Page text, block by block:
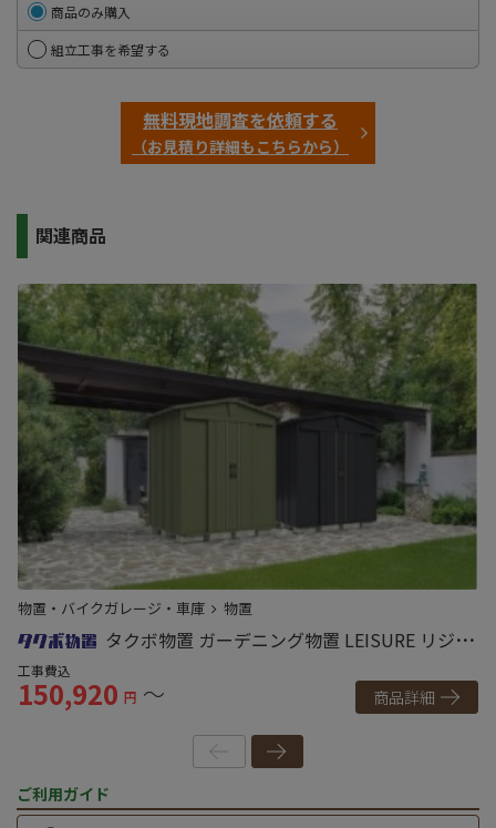
商品のみ購入
組立工事を希望する
無料現地調査を依頼する
（お見積り詳細もこちらから）
関連商品
物置・バイクガレージ・車庫 物置
タクボ物置 ガーデニング物置 LEISURE リジュ
ー 一般型・多雪型兼用（LSNシリーズ）
工事費込
150,920 円 ～ 商品詳細
ご利用ガイド